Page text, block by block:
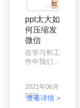
文，控制机
密文件的访
问权限。其
体积小，兼
容性好，不
易变成乱码
文件，文件
保存和传输
人在传输文
件时喜欢使
用PDF格
ppt太大如
何压缩发
微信
在学习和工
作中我们会
讲，小到简
单的自我介
2021年06月
03日
查看详情 >